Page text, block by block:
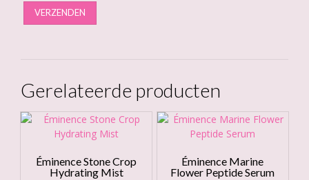
Gerelateerde producten
Éminence Stone Crop
Hydrating Mist
Éminence Marine
Flower Peptide Serum